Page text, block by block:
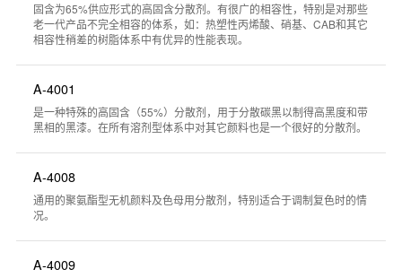
固含为65%供应形式的高固含分散剂。有很广的相容性，特别是对那些
老一代产品不完全相容的体系，如：热塑性丙烯酸、硝基、CAB和其它
相容性稍差的树脂体系中有优异的性能表现。
A-4001
是一种特殊的高固含（55%）分散剂，用于分散碳黑以制得高黑度和带
黑相的黑漆。在所有溶剂型体系中对其它颜料也是一个很好的分散剂。
A-4008
通用的聚氨酯型无机颜料及色母用分散剂，特别适合于调制复色时的情
况。
A-4009